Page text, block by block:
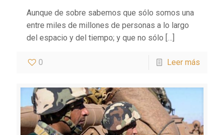
Aunque de sobre sabemos que sólo somos una
entre miles de millones de personas a lo largo
del espacio y del tiempo; y que no sólo […]
0 Leer más